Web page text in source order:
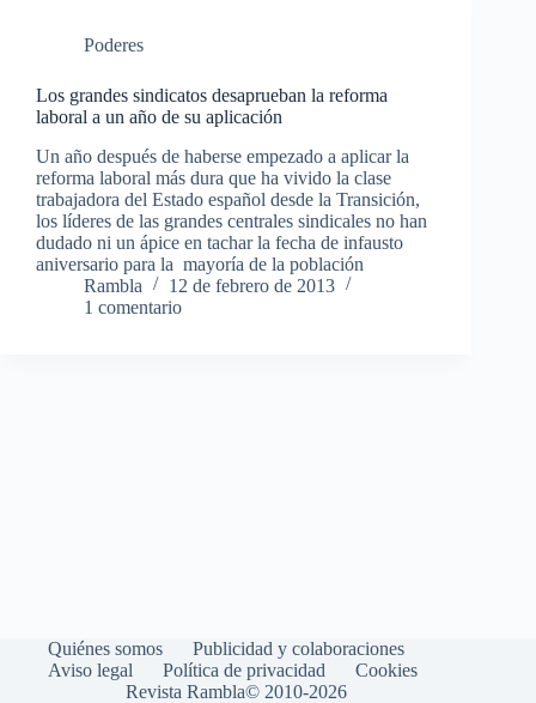
Poderes
Los grandes sindicatos desaprueban la reforma
laboral a un año de su aplicación
Un año después de haberse empezado a aplicar la
reforma laboral más dura que ha vivido la clase
trabajadora del Estado español desde la Transición,
los líderes de las grandes centrales sindicales no han
dudado ni un ápice en tachar la fecha de infausto
aniversario para la mayoría de la población
Rambla
12 de febrero de 2013
1 comentario
Quiénes somos
Publicidad y colaboraciones
Aviso legal
Política de privacidad
Cookies
Revista Rambla© 2010-2026